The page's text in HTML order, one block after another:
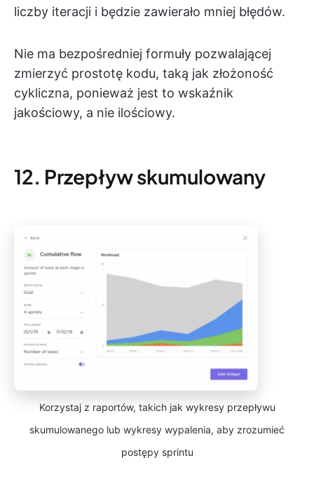
liczby iteracji i będzie zawierało mniej błędów.
Nie ma bezpośredniej formuły pozwalającej
zmierzyć prostotę kodu, taką jak złożoność
cykliczna, ponieważ jest to wskaźnik
jakościowy, a nie ilościowy.
12. Przepływ skumulowany
Korzystaj z raportów, takich jak wykresy przepływu
skumulowanego lub wykresy wypalenia, aby zrozumieć
postępy sprintu